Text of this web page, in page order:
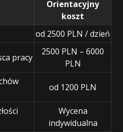
Orientacyjny
koszt
od 2500 PLN / dzień
pracy
2500 PLN – 6000
PLN
od 1200 PLN
Wycena
indywidualna